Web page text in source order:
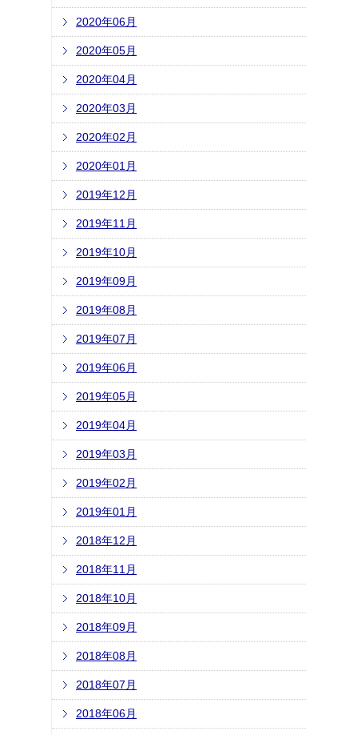
2020年06月
2020年05月
2020年04月
2020年03月
2020年02月
2020年01月
2019年12月
2019年11月
2019年10月
2019年09月
2019年08月
2019年07月
2019年06月
2019年05月
2019年04月
2019年03月
2019年02月
2019年01月
2018年12月
2018年11月
2018年10月
2018年09月
2018年08月
2018年07月
2018年06月